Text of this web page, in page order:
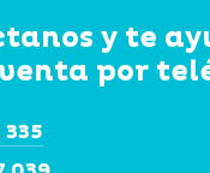
y te
por
335